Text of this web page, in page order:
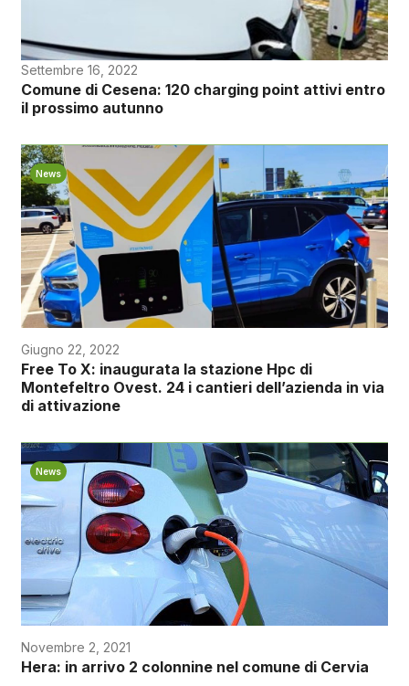
Settembre 16, 2022
Comune di Cesena: 120 charging point attivi entro
il prossimo autunno
News
Giugno 22, 2022
Free To X: inaugurata la stazione Hpc di
Montefeltro Ovest. 24 i cantieri dell’azienda in via
di attivazione
News
Novembre 2, 2021
Hera: in arrivo 2 colonnine nel comune di Cervia